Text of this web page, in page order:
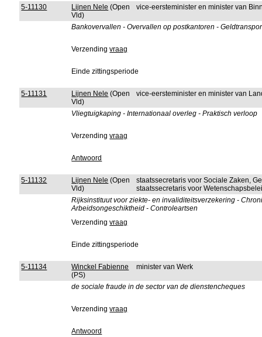
5-11130 Lijnen Nele (Open
Vld)
vice-eersteminister en minister van
Bankovervallen - Overvallen op postkantoren -
Verzendingvraag
Einde zittingsperiode
5-11131 Lijnen Nele (Open
Vld)
vice-eersteminister en minister van
Vliegtuigkaping - Internationaal overleg - Praktisch verloop
Verzendingvraag
Antwoord
5-11132 Lijnen Nele (Open
Vld)
staatssecretaris voor Sociale Zaken,
staatssecretaris voor
Rijksinstituut voor ziekte- en invaliditeitsverzekering -
Arbeidsongeschiktheid - Controleartsen
Verzendingvraag
Einde zittingsperiode
5-11134
Winckel Fabienne
(PS)
minister van Werk
de sociale fraude in de sector van de dienstencheques
Verzendingvraag
Antwoord